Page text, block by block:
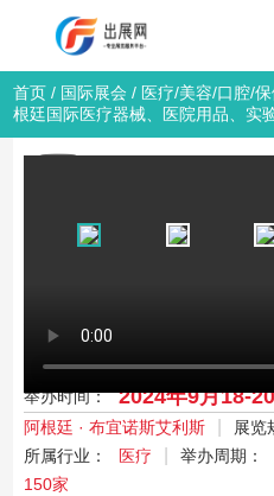
首页 / 国际展会 / 医疗/美容/口腔/保
根廷国际医疗器械、医院用品、实
临床医疗/实验室 医疗/美容/口腔/
举办时间： 2024年9月18-
阿根廷 · 布宜诺斯艾利斯
展览
所属行业：
医疗 举办周期：
150家